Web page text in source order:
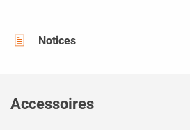
Notices
Accessoires